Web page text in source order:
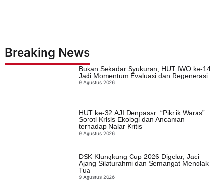
Breaking News
Bukan Sekadar Syukuran, HUT IWO ke-14
Jadi Momentum Evaluasi dan Regenerasi
9 Agustus 2026
HUT ke-32 AJI Denpasar: “Piknik Waras”
Soroti Krisis Ekologi dan Ancaman
terhadap Nalar Kritis
9 Agustus 2026
DSK Klungkung Cup 2026 Digelar, Jadi
Ajang Silaturahmi dan Semangat Menolak
Tua
9 Agustus 2026